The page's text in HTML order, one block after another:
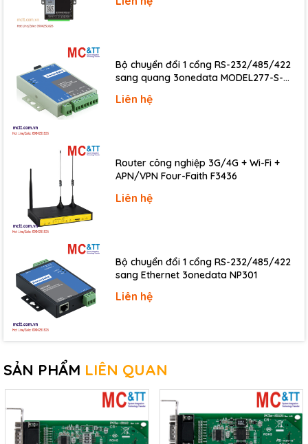
Operating Temperature
Storage Temperature
-20 ~ 70°C
Humidity
5 ~ 85% RH, Non-condensing
Download
ocuments
Odering information
VEX-
112 CR
PCI Express, Serial Communication Board with 2
Bộ chuyển đổi 1 cổng RS-232/485/422
sang quang 3onedata MODEL277-S-
20KM)
Liên hệ
Router công nghiệp 3G/4G + Wi-Fi +
APN/VPN Four-Faith F3436
Liên hệ
Bộ chuyển đổi 1 cổng RS-232/485/422
sang Ethernet 3onedata NP301
Liên hệ
SẢN PHẨM LIÊN QUAN